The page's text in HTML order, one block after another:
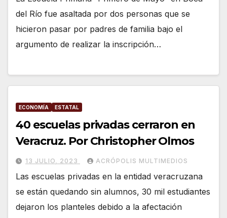
del Río fue asaltada por dos personas que se
hicieron pasar por padres de familia bajo el
argumento de realizar la inscripción…
ECONOMÍA ESTATAL
40 escuelas privadas cerraron en
Veracruz. Por Christopher Olmos
13 JULIO, 2023 ACRÓPOLIS MULTIMEDIOS
Las escuelas privadas en la entidad veracruzana
se están quedando sin alumnos, 30 mil estudiantes
dejaron los planteles debido a la afectación